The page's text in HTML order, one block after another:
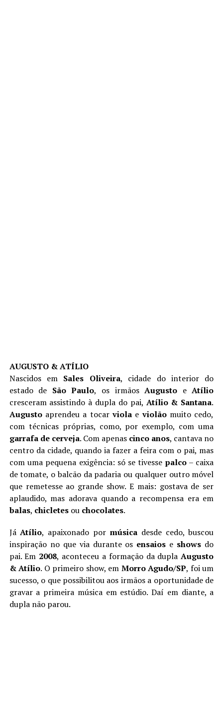
AUGUSTO & ATÍLIO
Nascidos em Sales Oliveira, cidade do interior do
estado de São Paulo, os irmãosAugusto eAtílio
cresceram assistindo à dupla do pai, Atílio & Santana.
Augustoaprendeu a tocarviolaeviolãomuito cedo,
com técnicas próprias, como, por exemplo, com uma
garrafa de cerveja. Com apenas cinco anos, cantava no
centro da cidade, quando ia fazer a feira com o pai, mas
com uma pequena exigência: só se tivesse palco– caixa
de tomate, o balcão da padaria ou qualquer outro móvel
que remetesse ao grande show. E mais: gostava de ser
aplaudido, mas adorava quando a recompensa era em
balas, chicletesou chocolates.
JáAtílio, apaixonado por músicadesde cedo, buscou
inspiração no que via durante os ensaios e shows do
pai. Em 2008, aconteceu a formação da duplaAugusto
& Atílio. O primeiro show, em Morro Agudo/SP, foi um
sucesso, o que possibilitou aos irmãos a oportunidade de
gravar a primeira música em estúdio. Daí em diante, a
dupla não parou.